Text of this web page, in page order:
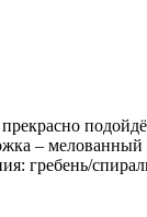
–
гребень/